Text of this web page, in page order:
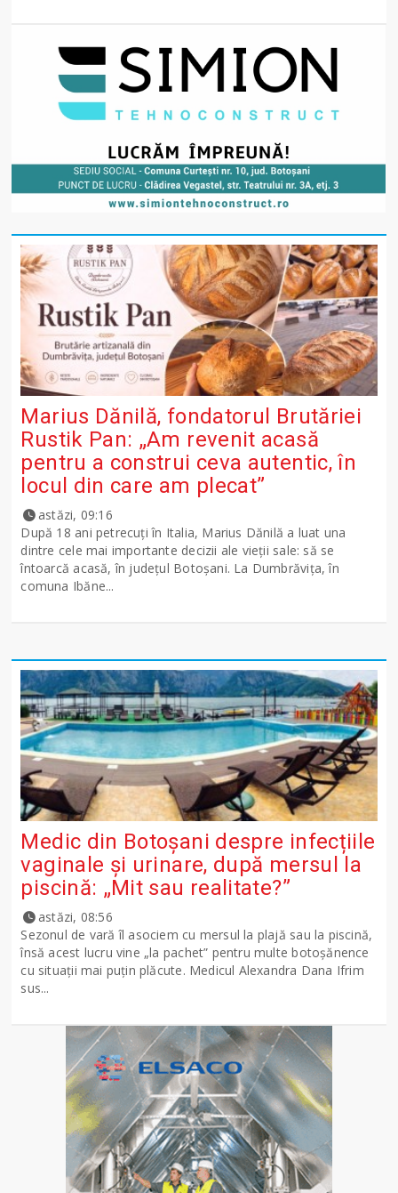
Marius Dănilă, fondatorul Brutăriei
Rustik Pan: „Am revenit acasă
pentru a construi ceva autentic, în
locul din care am plecat”
astăzi, 09:16
După 18 ani petrecuți în Italia, Marius Dănilă a luat una
dintre cele mai importante decizii ale vieții sale: să se
întoarcă acasă, în județul Botoșani. La Dumbrăvița, în
comuna Ibăne...
Medic din Botoșani despre infecțiile
vaginale și urinare, după mersul la
piscină: „Mit sau realitate?”
astăzi, 08:56
Sezonul de vară îl asociem cu mersul la plajă sau la piscină,
însă acest lucru vine „la pachet” pentru multe botoșănence
cu situații mai puțin plăcute. Medicul Alexandra Dana Ifrim
sus...